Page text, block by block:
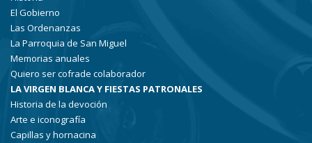
El Gobierno
Las Ordenanzas
La Parroquia de San Miguel
Memorias anuales
Quiero ser cofrade colaborador
LA VIRGEN BLANCA Y FIESTAS PATRONALES
Historia de la devoción
Arte e iconografía
Capillas y hornacina